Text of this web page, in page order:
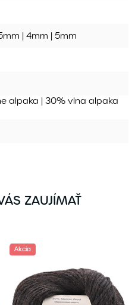
| 4mm | 5mm
alpaka | 30% vlna alpaka
ZAUJÍMAŤ
Akcia